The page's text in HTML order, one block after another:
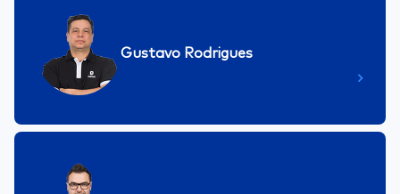
Gustavo Rodrigues